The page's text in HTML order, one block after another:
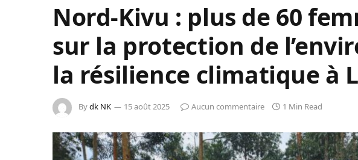
Nord-Kivu : plus de 60
sur la protection de
la résilience climatique à
Bydk NK 15 août 2025 Aucun commentaire 1 Min Read